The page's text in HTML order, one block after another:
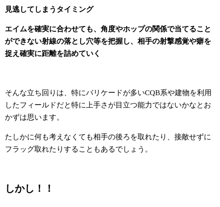
見逃してしまうタイミング
エイムを確実に合わせても、角度やホップの関係で当てること
ができない射線の落とし穴等を把握し、相手の射撃感覚や癖を
捉え確実に距離を詰めていく
そんな立ち回りは、特にバリケードが多いCQB系や建物を利用
したフィールドだと特に上手さが目立つ能力ではないかなとお
かずは思います。
たしかに何も考えなくても相手の後ろを取れたり、接敵せずに
フラッグ取れたりすることもあるでしょう。
しかし！！